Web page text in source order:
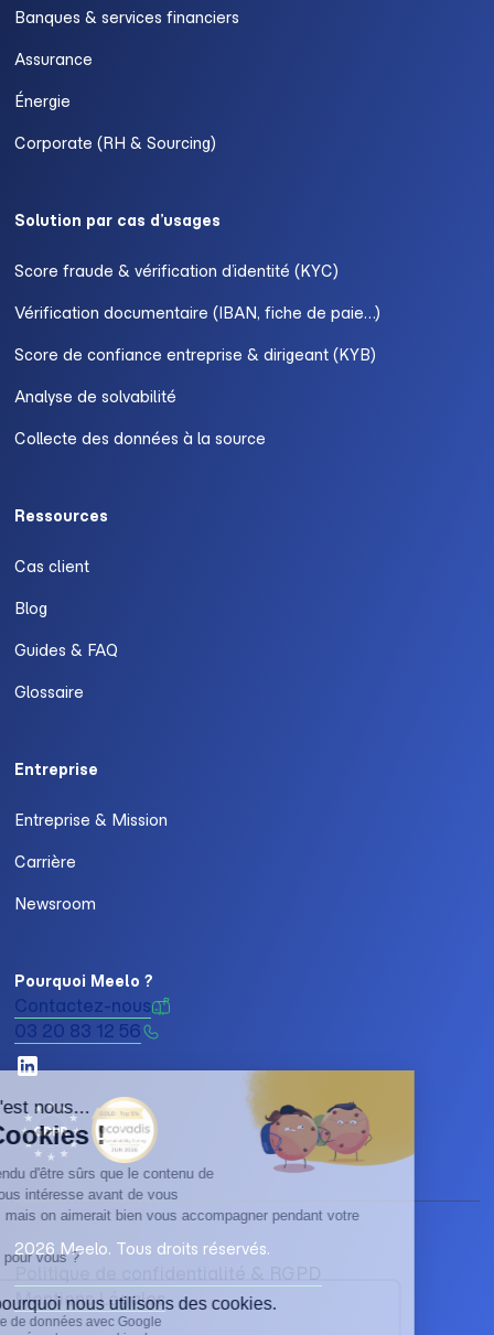
Banques & services financiers
Assurance
Énergie
Corporate (RH & Sourcing)
Solution par cas d’usages
Score fraude & vérification d’identité (KYC)
Vérification documentaire (IBAN, fiche de paie…)
Score de confiance entreprise & dirigeant (KYB)
Analyse de solvabilité
Collecte des données à la source
Ressources
Cas client
Blog
Guides & FAQ
Glossaire
Entreprise
Entreprise & Mission
Carrière
Newsroom
Pourquoi Meelo ?
Contactez-nous
03 20 83 12 56
2026 Meelo. Tous droits réservés.
Mentions Légales